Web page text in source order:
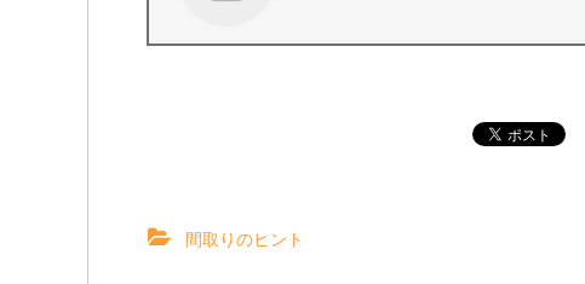
間取りのヒント